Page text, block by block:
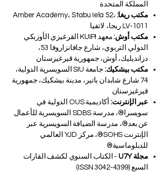
المملكة المتحدة
مكتب ريغا: Amber Academy، Stabu Iela 52،
LV-1011 ريجا، لاتفيا
مكتب أوش:
معهد KUIPI القرغيزي الأوزبكي
الدولي التربوي، شارع جافانزاروفا 53،
دزانديليك، أوش، جمهورية قيرغيزستان
مكتب بيشكيك:
جامعة SIU السويسرية الدولية،
74 شارع شابدان باتير، مدينة بيشكيك، جمهورية
قيرغيزستان
عبر الإنترنت:
أكاديمية OUS الدولية في
سويسرا®، مدرسة SDBS السويسرية للأعمال
عن بعد®، مدرسة الضيافة السويسرية عبر
الإنترنت SOHS®، مركز YJD العالمي
للدبلوماسية®
مجلة U7Y
- الكتاب السنوي لكشف القارات
السبع (ISSN3042-4399)